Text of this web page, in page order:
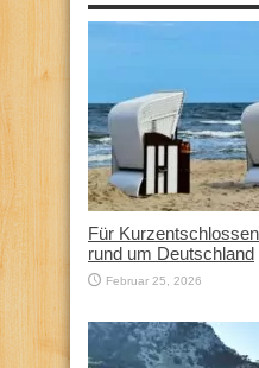
Für
rund um Deutschland
Februar 25, 2026